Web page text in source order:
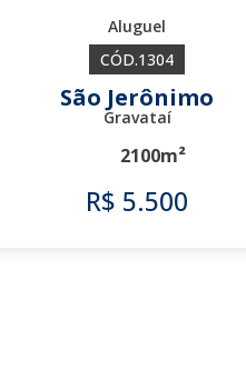
R$ 5.500
1304
São Jerônimo
Gravataí
2100m²